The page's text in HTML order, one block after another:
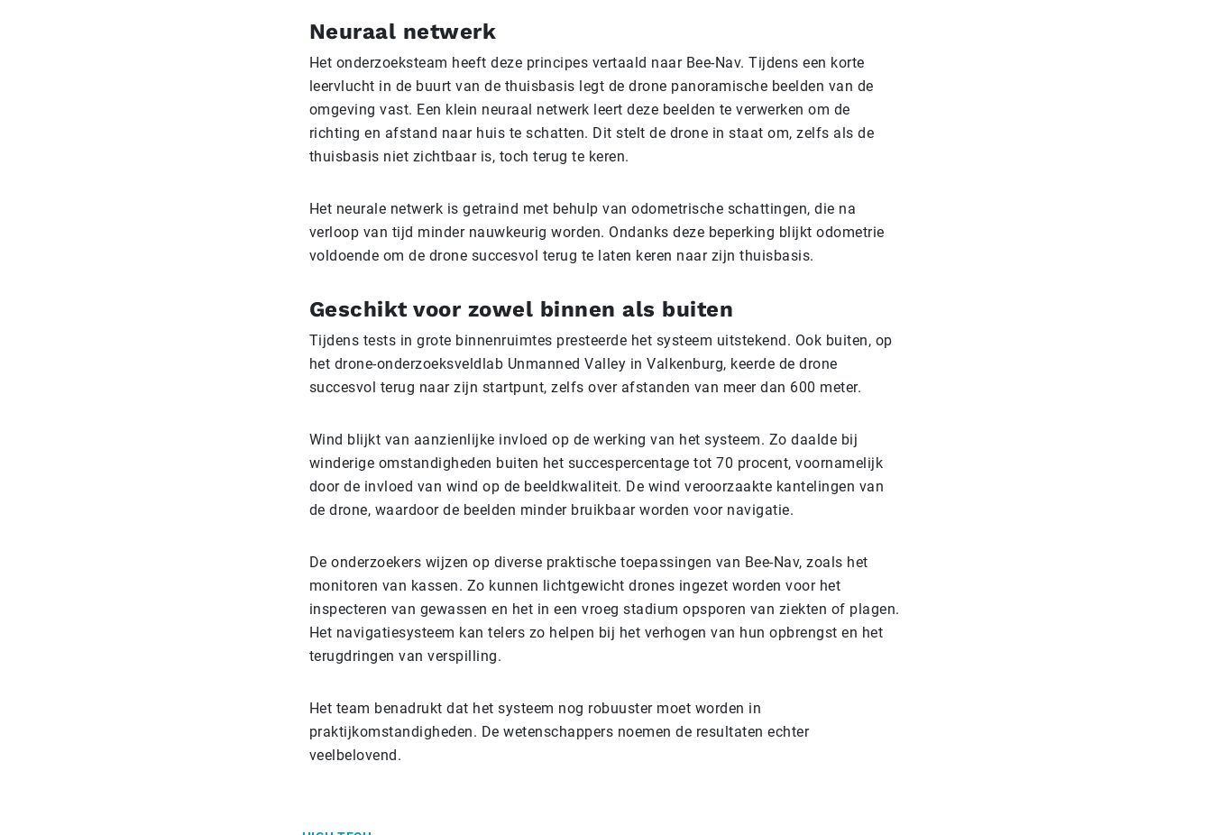
Neuraal netwerk
Het onderzoeksteam heeft deze principes vertaald naar Bee-Nav. Tijdens een korte
leervlucht in de buurt van de thuisbasis legt de drone panoramische beelden van de
omgeving vast. Een klein neuraal netwerk leert deze beelden te verwerken om de
richting en afstand naar huis te schatten. Dit stelt de drone in staat om, zelfs als de
thuisbasis niet zichtbaar is, toch terug te keren.
Het neurale netwerk is getraind met behulp van odometrische schattingen, die na
verloop van tijd minder nauwkeurig worden. Ondanks deze beperking blijkt odometrie
voldoende om de drone succesvol terug te laten keren naar zijn thuisbasis.
Geschikt voor zowel binnen als buiten
Tijdens tests in grote binnenruimtes presteerde het systeem uitstekend. Ook buiten, op
het drone-onderzoeksveldlab Unmanned Valley in Valkenburg, keerde de drone
succesvol terug naar zijn startpunt, zelfs over afstanden van meer dan 600 meter.
Wind blijkt van aanzienlijke invloed op de werking van het systeem. Zo daalde bij
winderige omstandigheden buiten het succespercentage tot 70 procent, voornamelijk
door de invloed van wind op de beeldkwaliteit. De wind veroorzaakte kantelingen van
de drone, waardoor de beelden minder bruikbaar worden voor navigatie.
De onderzoekers wijzen op diverse praktische toepassingen van Bee-Nav, zoals het
monitoren van kassen. Zo kunnen lichtgewicht drones ingezet worden voor het
inspecteren van gewassen en het in een vroeg stadium opsporen van ziekten of plagen.
Het navigatiesysteem kan telers zo helpen bij het verhogen van hun opbrengst en het
terugdringen van verspilling.
Het team benadrukt dat het systeem nog robuuster moet worden in
praktijkomstandigheden. De wetenschappers noemen de resultaten echter
veelbelovend.